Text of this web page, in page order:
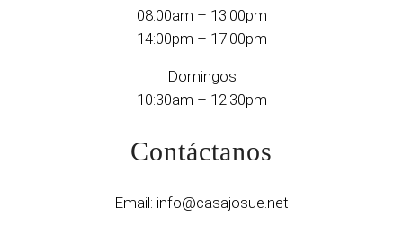
08:00am – 13:00pm
14:00pm – 17:00pm
Domingos
10:30am – 12:30pm
Contáctanos
Email: info@casajosue.net